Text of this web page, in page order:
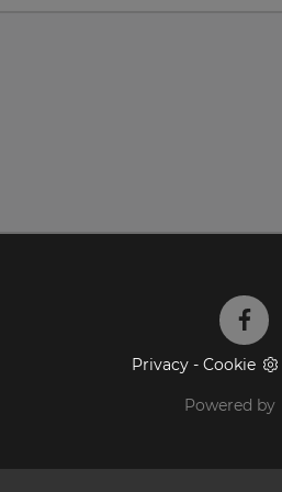
Privacy - Cookie
Powered by